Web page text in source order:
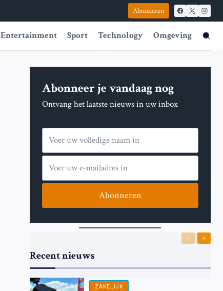
Abonneren
Entertainment Sport Technology Omgeving
Abonneer je vandaag nog
Ontvang het laatste nieuws in uw inbox
Abonneren
Recent nieuws
Previous
Next
ZAKELIJK